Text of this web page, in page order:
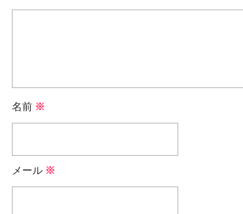
名前 ※
メール ※